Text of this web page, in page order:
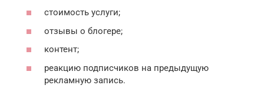
стоимость услуги;
отзывы о блогере;
контент;
реакцию подписчиков на предыдущую
рекламную запись.